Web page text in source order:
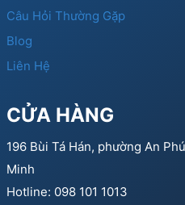
Câu Hỏi Thường Gặp
Blog
Liên Hệ
CỬA HÀNG
196 Bùi Tá Hán, phường An
Minh
Hotline: 098 101 1013